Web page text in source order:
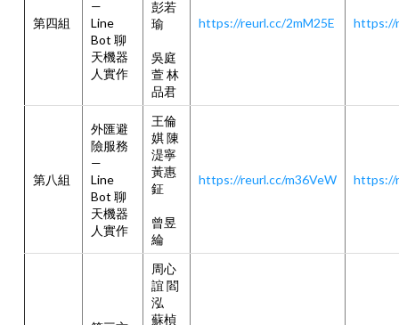
第四組
—
Line
Bot 聊
天機器
人實作
彭若
瑜
吳庭
萱 林
品君
https://reurl.cc/2mM25E https://
第八組
外匯避
險服務
—
Line
Bot 聊
天機器
人實作
王倫
娸 陳
湜寧
黃惠
鉦
曾昱
綸
https://reurl.cc/m36VeW https://
周心
誼 閻
泓
蘇楨